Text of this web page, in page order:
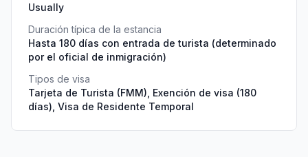
Usually
Duración típica de la estancia
Hasta 180 días con entrada de turista (determinado
por el oficial de inmigración)
Tipos de visa
Tarjeta de Turista (FMM), Exención de visa (180
días), Visa de Residente Temporal